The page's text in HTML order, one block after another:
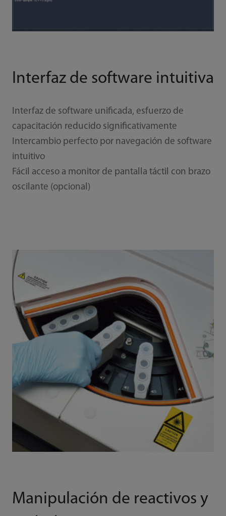
Interfaz de software intuitiva
Interfaz de software unificada, esfuerzo de
capacitación reducido significativamente
Intercambio perfecto por navegación de software
intuitivo
Fácil acceso a monitor de pantalla táctil con brazo
oscilante (opcional)
Manipulación de reactivos y